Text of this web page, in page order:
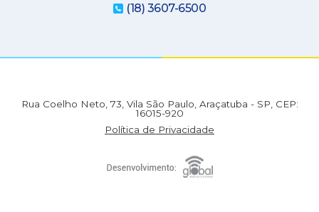
(18) 3607-6500
Rua Coelho Neto, 73, Vila São Paulo, Araçatuba - SP, CEP:
16015-920
Política de Privacidade